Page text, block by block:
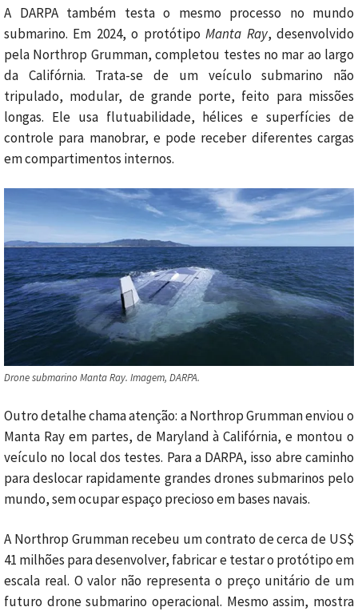
A DARPA também testa o mesmo processo no mundo
submarino. Em 2024, o protótipoManta Ray, desenvolvido
pela Northrop Grumman, completou testes no mar ao largo
da Califórnia. Trata-se de um veículo submarino não
tripulado, modular, de grande porte, feito para missões
longas. Ele usa flutuabilidade, hélices e superfícies de
controle para manobrar, e pode receber diferentes cargas
em compartimentos internos.
Drone submarino Manta Ray. Imagem, DARPA.
Outro detalhe chama atenção: a Northrop Grumman enviou o
Manta Ray em partes, de Maryland à Califórnia, e montou o
veículo no local dos testes. Para a DARPA, isso abre caminho
para deslocar rapidamente grandes drones submarinos pelo
mundo, sem ocupar espaço precioso em bases navais.
A Northrop Grumman recebeu um contrato de cerca de US$
41 milhões para desenvolver, fabricar e testar o protótipo em
escala real. O valor não representa o preço unitário de um
futuro drone submarino operacional. Mesmo assim, mostra